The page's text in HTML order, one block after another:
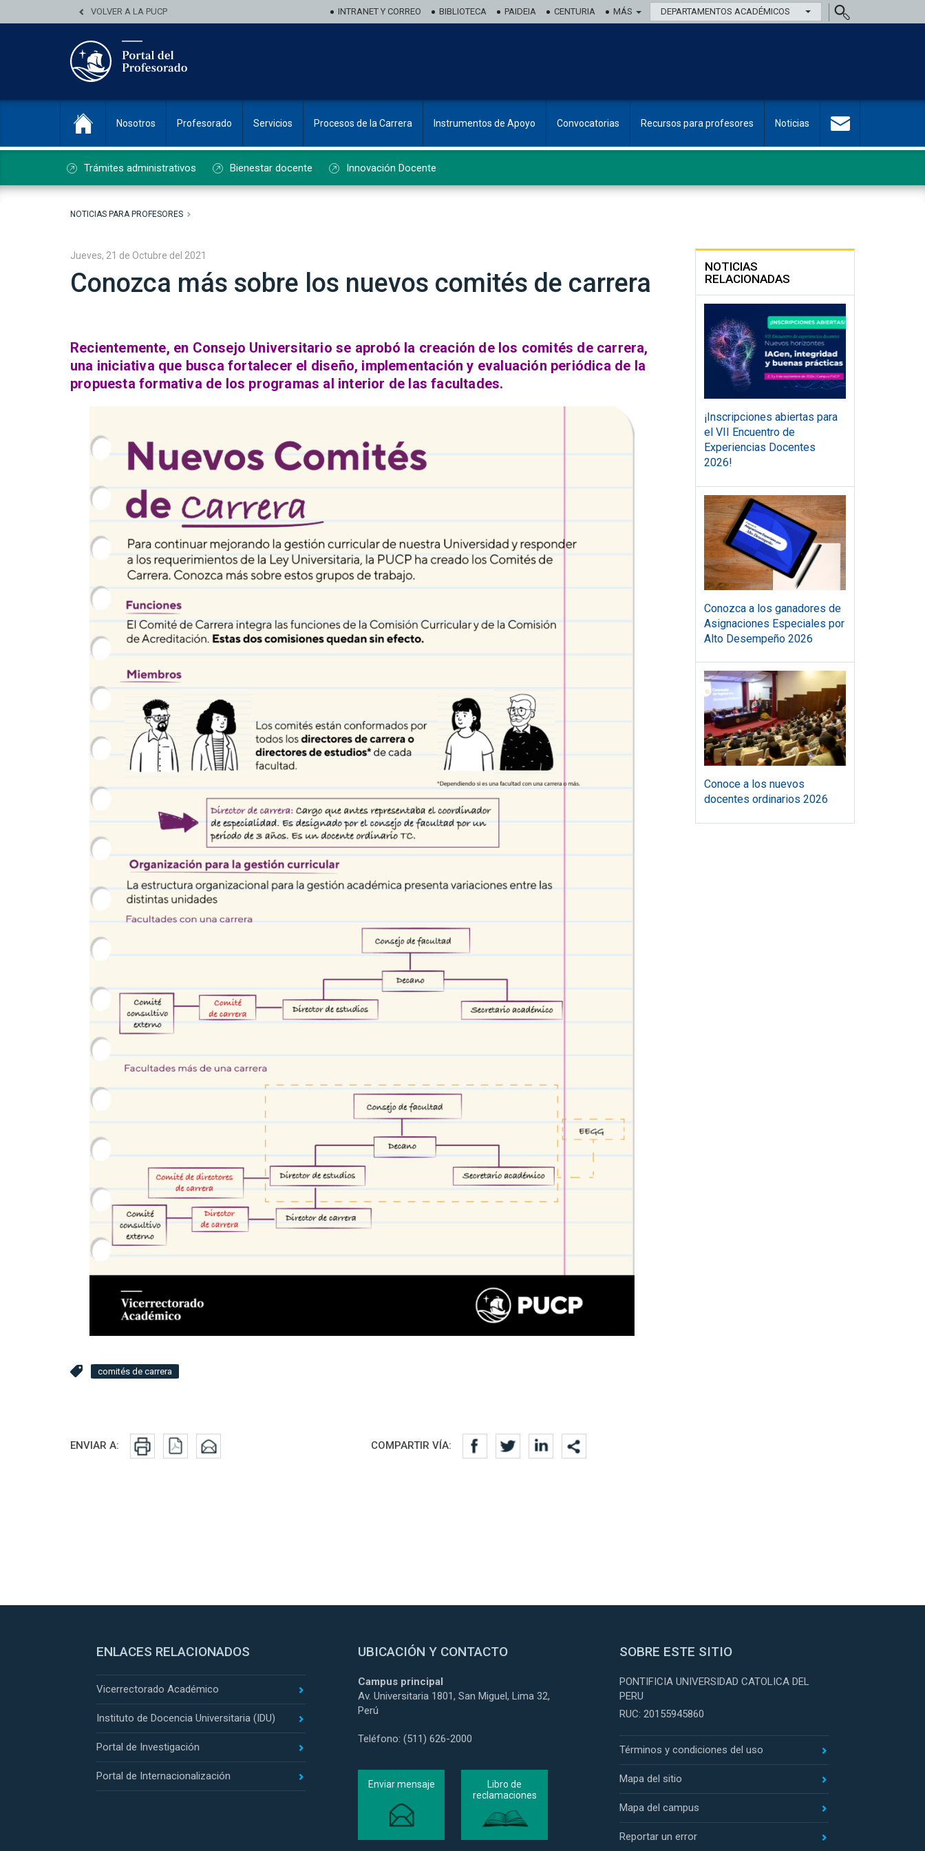
VOLVER A LA PUCP INTRANET Y CORREO BIBLIOTECA PAIDEIA CENTURIA MÁS DEPARTAMENTOS ACADÉMICOS
Nosotros Profesorado Servicios Procesos de la Carrera Instrumentos de Apoyo Convocatorias Recursos para profesores Noticias
Trámites administrativos Bienestar docente Innovación Docente
NOTICIAS PARA PROFESORES
Jueves, 21 de Octubre del 2021
Conozca más sobre los nuevos comités de carrera
Recientemente, en Consejo Universitario se aprobó la creación de los comités de carrera,
una iniciativa que busca fortalecer el diseño, implementación y evaluación periódica de la
propuesta formativa de los programas al interior de las facultades.
comités de carrera
NOTICIAS
RELACIONADAS
¡Inscripciones abiertas para
el VII Encuentro de
Experiencias Docentes
2026!
Conozca a los ganadores de
Asignaciones Especiales por
Alto Desempeño 2026
Conoce a los nuevos
docentes ordinarios 2026
Redes sociales
ENVIAR A: COMPARTIR VÍA:
ENLACES RELACIONADOS
Vicerrectorado Académico
Instituto de Docencia Universitaria (IDU)
Portal de Investigación
Portal de Internacionalización
UBICACIÓN Y CONTACTO
Campus principal
Av. Universitaria 1801, San Miguel, Lima 32,
Perú
Teléfono: (511) 626-2000
Enviar mensaje
Libro de
reclamaciones
SOBRE ESTE SITIO
PONTIFICIA UNIVERSIDAD CATOLICA DEL
PERU
RUC: 20155945860
Términos y condiciones del uso
Mapa del sitio
Mapa del campus
Reportar un error